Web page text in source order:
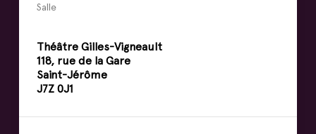
Salle
Théâtre Gilles-Vigneault
118, rue de la Gare
Saint-Jérôme
J7Z 0J1